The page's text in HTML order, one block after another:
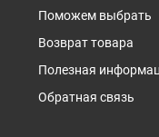
Поможем выбрать
Возврат товара
Полезная
Обратная связь